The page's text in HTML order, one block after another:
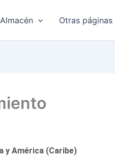
Almacén Otras páginas
y América (Caribe)